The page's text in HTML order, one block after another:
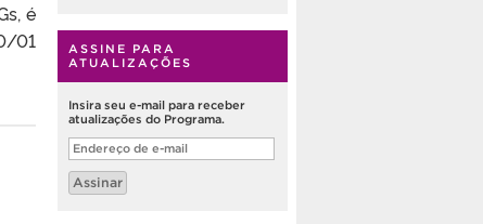
é
01
ASSINE PARA
ATUALIZAÇÕES
Insira seu e-mail para receber
atualizações do Programa.
Endereço
de
e-
mail
Assinar